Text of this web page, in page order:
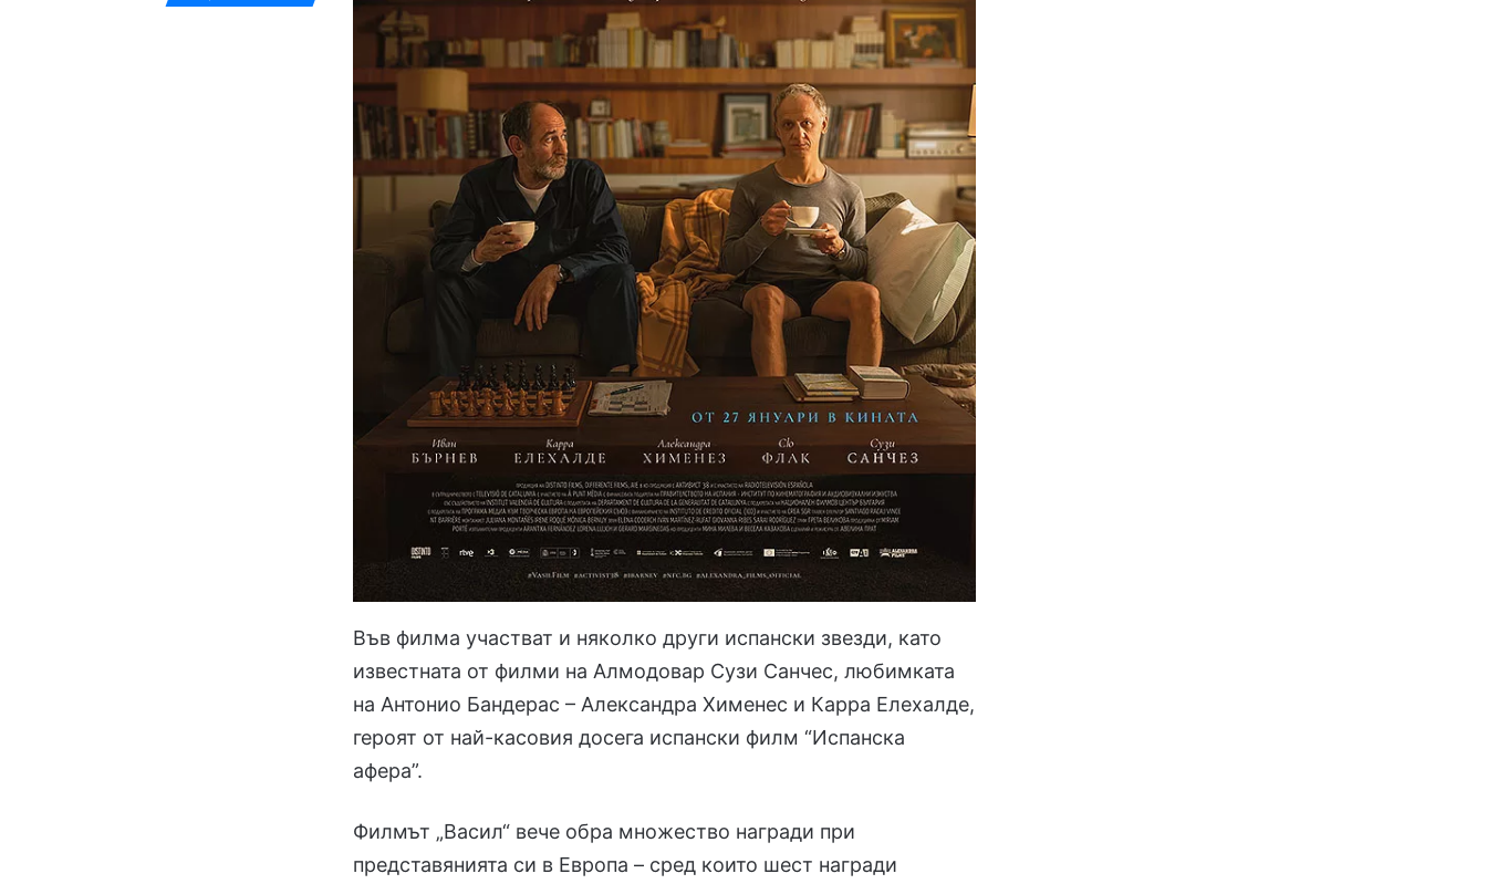
Във филма участват и няколко други испански звезди, като
известната от филми на Алмодовар Сузи Санчес, любимката
на Антонио Бандерас – Александра Хименес и Карра Елехалде,
героят от най-касовия досега испански филм “Испанска
афера”.
Филмът „Васил“ вече обра множество награди при
представянията си в Европа – сред които шест награди